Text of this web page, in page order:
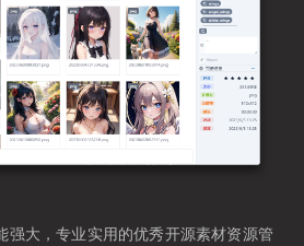
大，专业实用的优秀开源素材资源管